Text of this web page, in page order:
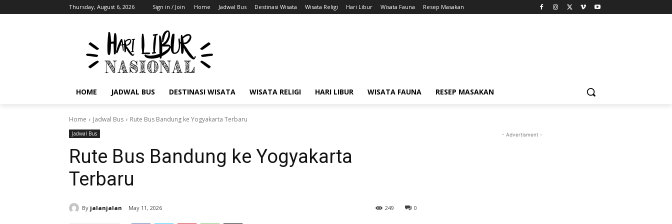
Thursday, August 6, 2026 Sign in / Join Home Jadwal Bus Destinasi Wisata Wisata Religi Hari Libur Wisata Fauna Resep Masakan
HOME JADWAL BUS DESTINASI WISATA WISATA RELIGI HARI LIBUR WISATA FAUNA RESEP MASAKAN
Home Jadwal Bus Rute Bus Bandung ke Yogyakarta Terbaru
Jadwal Bus
Rute Bus Bandung ke Yogyakarta
Terbaru
By jalanjalan May 11, 2026 0
249
- Advertisment -